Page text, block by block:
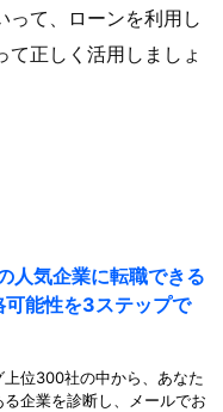
って、ローンを利用し
正しく活用しましょ
人気企業に転職できる
能性を3ステップで
位300社の中から、あなた
企業を診断し、メールでお